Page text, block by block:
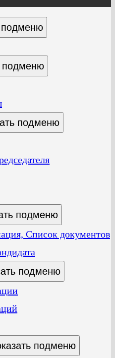
подменю
подменю
подменю
подменю
Список документов
подменю
подменю